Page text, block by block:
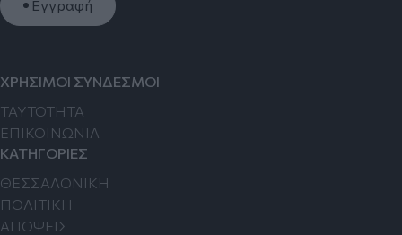
Εγγραφή
ΧΡΗΣΙΜΟΙ ΣΥΝΔΕΣΜΟΙ
TAYTOTHTA
ΕΠΙΚΟΙΝΩΝΙΑ
ΚΑΤΗΓΟΡΙΕΣ
ΘΕΣΣΑΛΟΝΙΚΗ
ΠΟΛΙΤΙΚΗ
ΑΠΟΨΕΙΣ